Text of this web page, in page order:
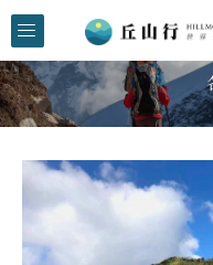
跳
至
主
要
內